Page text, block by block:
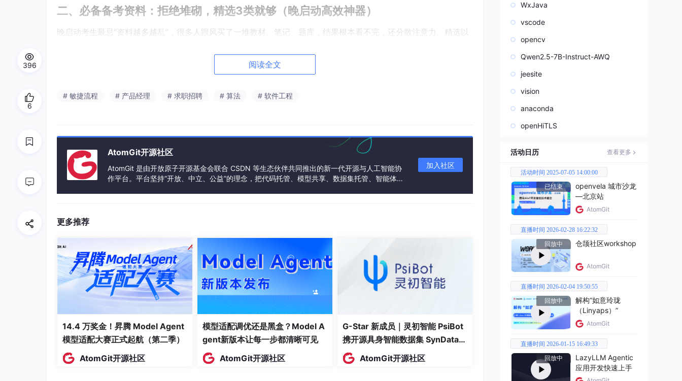
二、必备备考资料：拒绝堆砌，精选3类就够（晚启动高效神器）
晚启动考生最忌“资料越多越乱”，很多人跟风买了一堆教材、笔记、题库，结果根本看不完，还分散注意力。精选以
第3、4、9、10、11章，每章看完画1张简易思维导图，搭好知识框架，不用细化到每个知识点，重点掌握十二大项目
的职责，每天花20分钟浏览，不用深入钻研细节，记住核心考点即可，比如PO负责需求优先级，Scrum Master负责
移除障碍、保障团队高效运作，开发团队负责交付价值。
报机构的可以直接看机构讲义，这样更高效
碎片时间（通勤、午休、摸鱼）翻看，减轻记忆负担，不用抱着厚书死记硬背，高效利用碎片化时间。
3. 刷题资料（实战演练，掌握规律，不盲目）
近3年真题+全真模拟卷：严格按230分钟计时，适配考试节奏，训练答题速度，避免考场上时间不够用。有考生分
享，考前至少要模拟1-2次，熟悉考试节奏，避免出现“做不完题”的情况，尤其要预留出涂答题卡的时间，避免因时间
紧张失误失分。
错题本（纸质/电子均可）：按“概念类、情景类、计算类”分类整理错题，标注错因和正确思路，比如“情景题错因：
没抓住‘变更先评估再审批’的核心”“计算题错因：挣值分析公式混淆”，这是后期提分的关键，也是避免重复踩坑的核
心手段。
三、分阶段备考计划（晚启动专属，每天2-3小时，可直接照搬）
阅读全文
# 敏捷流程 # 产品经理 # 求职招聘 # 算法 # 软件工程
AtomGit开源社区
AtomGit 是由开放原子开源基金会联合 CSDN 等生态伙伴共同推出的新一代开源与人工智能协
作平台。平台坚持“开放、中立、公益”的理念，把代码托管、模型共享、数据集托管、智能体开
加入社区
更多推荐
14.4 万奖金！昇腾 Model Agent
模型适配大赛正式起航（第二季）
AtomGit开源社区
模型适配调优还是黑盒？Model A
gent新版本让每一步都清晰可见
AtomGit开源社区
G-Star 新成员｜灵初智能 PsiBot
携开源具身智能数据集 SynData
入驻 AtomGit
AtomGit开源社区
396
6
WxJava
vscode
opencv
Qwen2.5-7B-Instruct-AWQ
jeesite
vision
anaconda
openHiTLS
活动日历 查看更多
活动时间 2025-07-05 14:00:00
已结束
openvela 城市沙龙
—北京站
AtomGit
直播时间 2026-02-28 16:22:32
回放中
仓颉社区workshop
AtomGit
直播时间 2026-02-04 19:50:55
回放中
解构“如意玲珑
（Linyaps）”
AtomGit
直播时间 2026-01-15 16:49:33
回放中
LazyLLM Agentic
应用开发快速上手